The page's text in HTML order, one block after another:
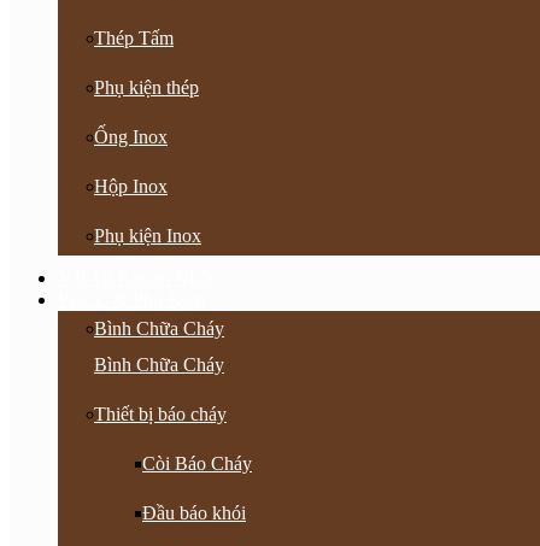
Thép Tấm
Phụ kiện thép
Ống Inox
Hộp Inox
Phụ kiện Inox
Bình Chữa Cháy
Bình Chữa Cháy
Thiết bị báo cháy
Còi Báo Cháy
Đầu báo khói